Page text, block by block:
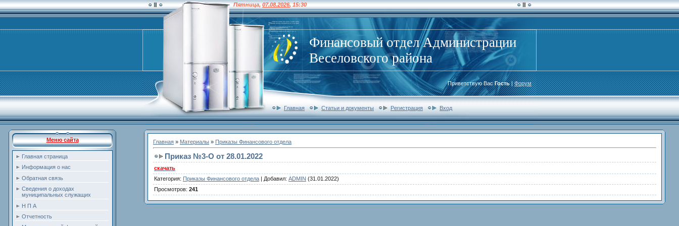
Пятница,07.08.2026,15:30
Финансовый отдел Администрации
Веселовского района
Приветствую Вас Гость|Форум
Главная Статьи и документы Регистрация Вход
Меню сайта
Главная страница
Информация о нас
Обратная связь
Сведения о доходах
муниципальных служащих
Н П А
Отчетность
Главная » Материалы » Приказы Финансового отдела
Приказ №3-O от 28.01.2022
скачать
Категория: Приказы Финансового отдела | Добавил: ADMIN (31.01.2022)
Просмотров: 241